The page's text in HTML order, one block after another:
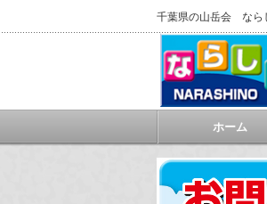
千葉県の山岳会 なら
ホーム